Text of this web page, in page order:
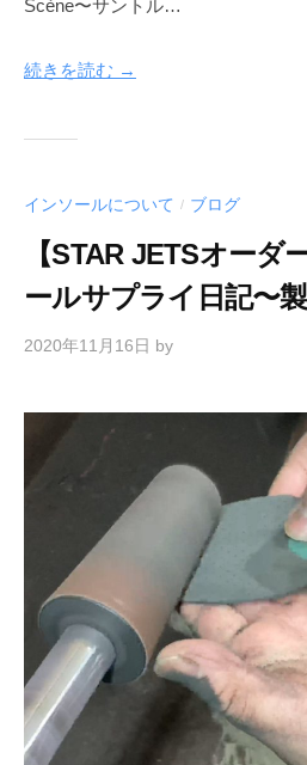
Scène〜サントル…
続きを読む →
インソールについて / ブログ
【STAR JETSオーダ
ールサプライ日記〜製
2020年11月16日 by